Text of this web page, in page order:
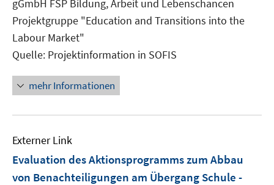
öffnen
gGmbH FSP Bildung, Arbeit und Lebenschancen
Projektgruppe "Education and Transitions into the
Labour Market"
Quelle: Projektinformation in SOFIS
mehr Informationen
Externer Link
Evaluation des Aktionsprogramms zum Abbau
von Benachteiligungen am Übergang Schule -